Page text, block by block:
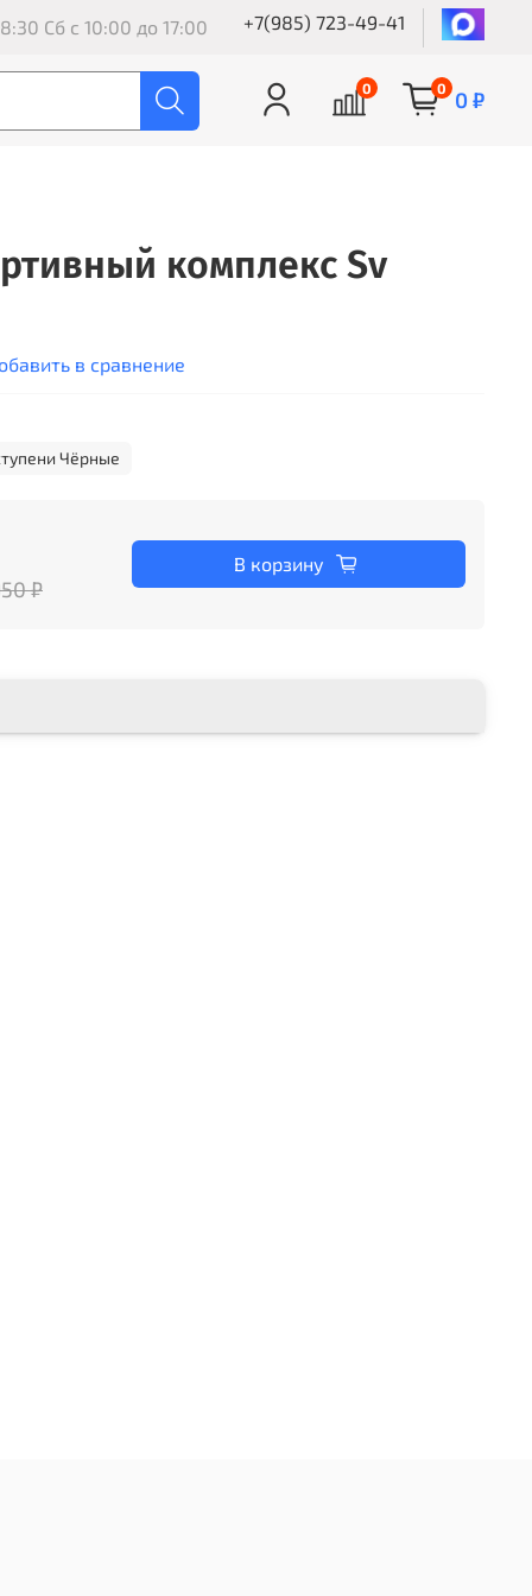
Сб с 10:00 до 17:00 +7(985) 723-49-41
0 0 0 ₽
комплекс Sv
в сравнение
Чёрные
₽
В корзину